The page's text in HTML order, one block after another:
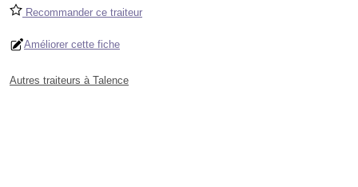
Recommander ce traiteur
Améliorer cette fiche
Autres traiteurs à Talence